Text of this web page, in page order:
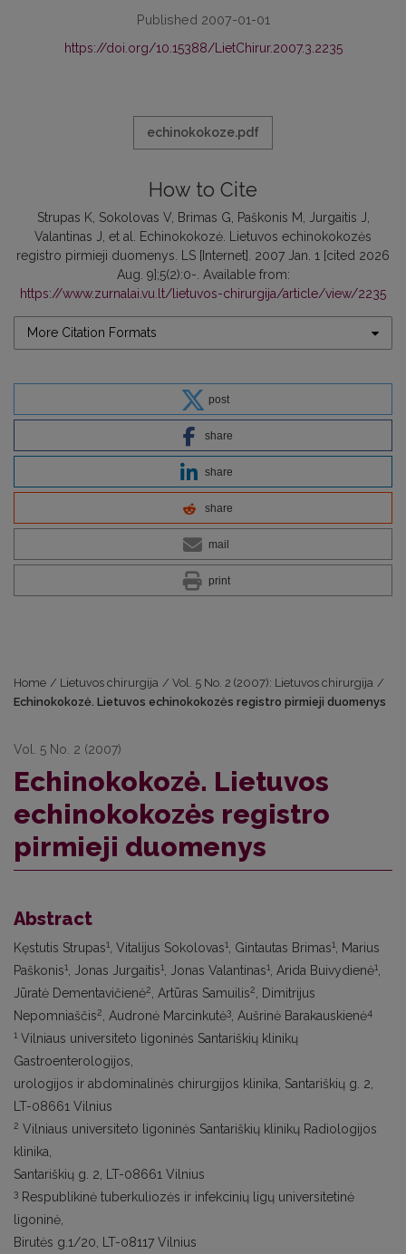
Published 2007-01-01
https://doi.org/10.15388/LietChirur.2007.3.2235
echinokokoze.pdf
How to Cite
Strupas K, Sokolovas V, Brimas G, Paškonis M, Jurgaitis J,
Valantinas J, et al. Echinokokozė. Lietuvos echinokokozės
registro pirmieji duomenys. LS [Internet]. 2007 Jan. 1 [cited 2026
Aug. 9];5(2):0-. Available from:
https://www.zurnalai.vu.lt/lietuvos-chirurgija/article/view/2235
More Citation Formats
post
share
share
share
mail
print
Home / Lietuvos chirurgija / Vol. 5 No. 2 (2007): Lietuvos chirurgija /
Echinokokozė. Lietuvos echinokokozės registro pirmieji duomenys
Vol. 5 No. 2 (2007)
Echinokokozė. Lietuvos
echinokokozės registro
pirmieji duomenys
Abstract
Kęstutis Strupas1 , Vitalijus Sokolovas1 , Gintautas Brimas1
, Marius
Paškonis1 , Jonas Jurgaitis1 , Jonas Valantinas1 , Arida Buivydienė1
Jūratė Dementavičienė2 , Artūras Samuilis2
, Dimitrijus
Nepomniaščis2 , Audronė Marcinkutė3 , Aušrinė Barakauskienė4
1 Vilniaus universiteto ligoninės Santariškių klinikų
Gastroenterologijos,
urologijos ir abdominalinės chirurgijos klinika, Santariškių g. 2,
LT-08661 Vilnius
2 Vilniaus universiteto ligoninės Santariškių klinikų Radiologijos
klinika,
Santariškių g. 2, LT-08661 Vilnius
3 Respublikinė tuberkuliozės ir infekcinių ligų universitetinė
ligoninė,
Birutės g.1/20, LT-08117 Vilnius